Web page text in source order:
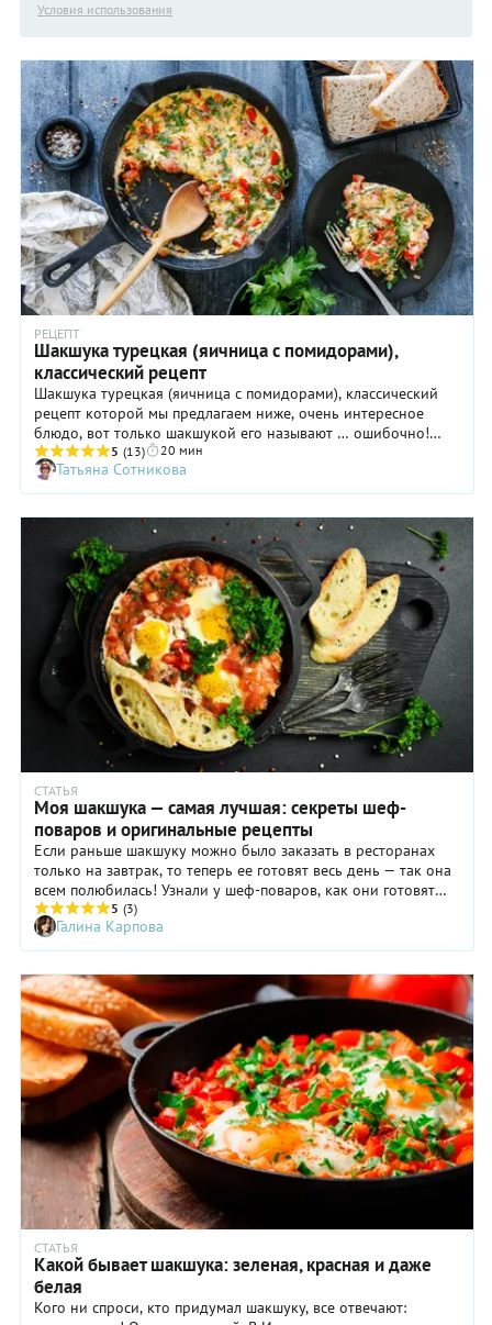
Условия использования
РЕЦЕПТ
Шакшука турецкая (яичница с помидорами),
классический рецепт
Шакшука турецкая (яичница с помидорами), классический
рецепт которой мы предлагаем ниже, очень интересное
блюдо, вот только шакшукой его называют … ошибочно!
Потому что в данном случае речь идет о менемене. По
ингредиентам он действительно схож со знаменитым
ближневосточным блюдом. Только если шакшуку обычно
готовят с добавлением целых яиц, то для турецкого
варианта они слегка взбалтываются, чтобы желток и белок
смешались. Но как бы то ни было, такая яичница с
помидорами тоже очень хороша, и вы вполне можете
приготовить ее на семейный завтрак. Вот увидите: близкие
будут очень довольны!
5 (13) 20 мин
Татьяна Сотникова
СТАТЬЯ
Моя шакшука — самая лучшая: секреты шеф-
поваров и оригинальные рецепты
Если раньше шакшуку можно было заказать в ресторанах
только на завтрак, то теперь ее готовят весь день — так она
всем полюбилась! Узнали у шеф-поваров, как они готовят
свою фирменную шакшуку.
5 (3)
Галина Карпова
СТАТЬЯ
Какой бывает шакшука: зеленая, красная и даже
белая
Кого ни спроси, кто придумал шакшуку, все отвечают: